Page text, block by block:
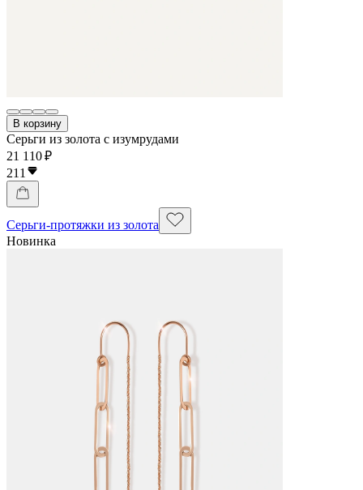
В корзину
Серьги из золота с изумрудами
21 110 ₽
211
Серьги-протяжки из золота
Новинка